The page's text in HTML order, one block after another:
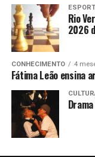
Rio
2026
CONHECIMENTO 4
Fátima Leão ensina